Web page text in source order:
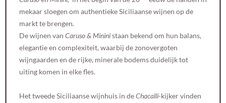
mekaar sloegen om authentieke Siciliaanse wijnen op de
markt te brengen.
De wijnen van Caruso & Mininistaan bekend om hun balans,
elegantie en complexiteit, waarbij de zonovergoten
wijngaarden en de rijke, minerale bodems duidelijk tot
uiting komen in elke fles.
Het tweede Siciliaanse wijnhuis in deChacalli-kijker vinden